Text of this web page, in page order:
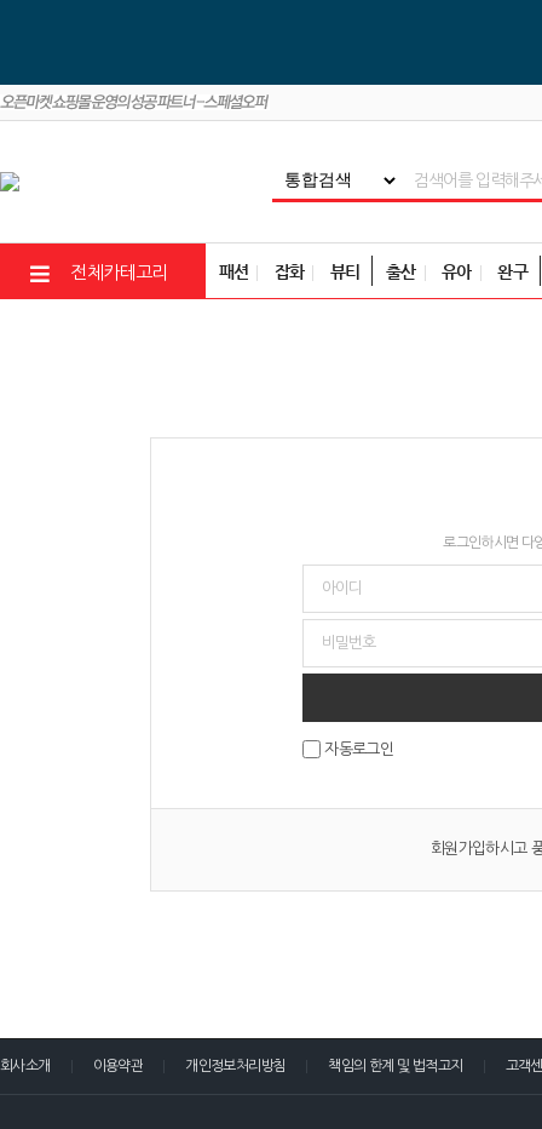
전체카테고리 패션 잡화 뷰티 출산 유아 완구
로그인하시면 다
자동로그인
회원가입하시고
회사소개 이용약관 개인정보처리방침 책임의 한계 및 법적고지 고객